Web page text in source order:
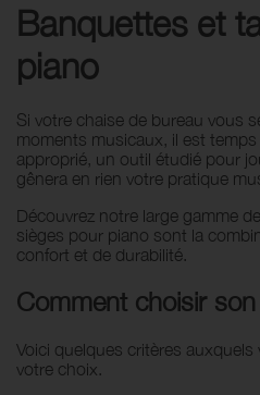
Banquettes et
piano
Si votre chaise de bureau vous
moments musicaux, il est
approprié, un outil étudié pour
gênera en rien votre pratique
Découvrez notre large gamme
sièges pour piano sont la
confort et de durabilité.
Comment choisir
Voici quelques critères auxquels
votre choix.